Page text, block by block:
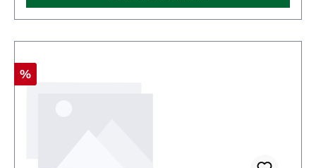
Rabatt
%